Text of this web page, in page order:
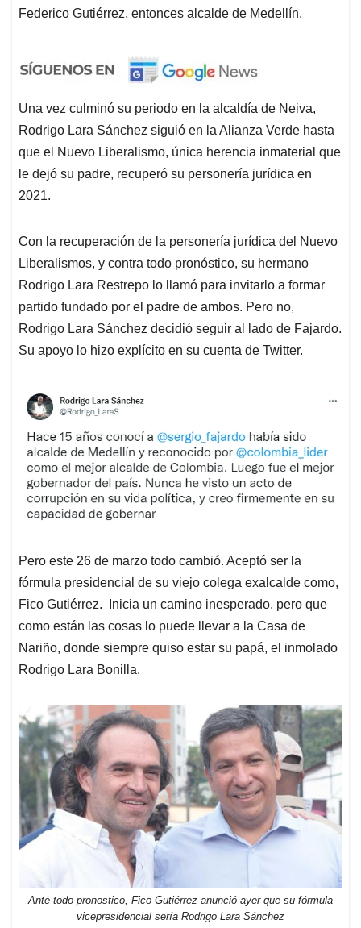
Federico Gutiérrez, entonces alcalde de Medellín.
Una vez culminó su periodo en la alcaldía de Neiva,
Rodrigo Lara Sánchez siguió en la Alianza Verde hasta
que el Nuevo Liberalismo, única herencia inmaterial que
le dejó su padre, recuperó su personería jurídica en
2021.
Con la recuperación de la personería jurídica del Nuevo
Liberalismos, y contra todo pronóstico, su hermano
Rodrigo Lara Restrepo lo llamó para invitarlo a formar
partido fundado por el padre de ambos. Pero no,
Rodrigo Lara Sánchez decidió seguir al lado de Fajardo.
Su apoyo lo hizo explícito en su cuenta de Twitter.
Pero este 26 de marzo todo cambió. Aceptó ser la
fórmula presidencial de su viejo colega exalcalde como,
Fico Gutiérrez. Inicia un camino inesperado, pero que
como están las cosas lo puede llevar a la Casa de
Nariño, donde siempre quiso estar su papá, el inmolado
Rodrigo Lara Bonilla.
Ante todo pronostico, Fico Gutiérrez anunció ayer que su fórmula
vicepresidencial sería Rodrigo Lara Sánchez